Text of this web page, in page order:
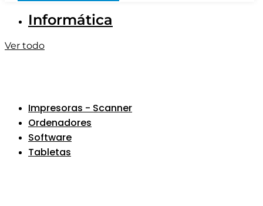
Informática
Ver todo
Impresoras - Scanner
Ordenadores
Software
Tabletas